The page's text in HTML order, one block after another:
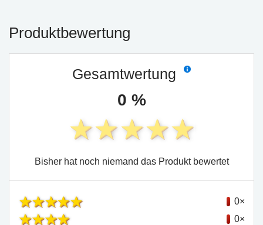
Produktbewertung
Gesamtwertung
0 %
Bisher hat noch niemand das Produkt bewertet
0×
0×